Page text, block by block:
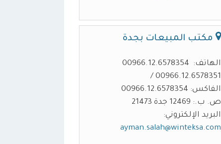
مكتب المبيعات بجدة
الهاتف: 00966.12.6578354
00966.12.6578351 /
الفاكس: 00966.12.6578354
ص. ب.: 12469 جدة 21473
البريد الإلكتروني:
ayman.salah@winteksa.com